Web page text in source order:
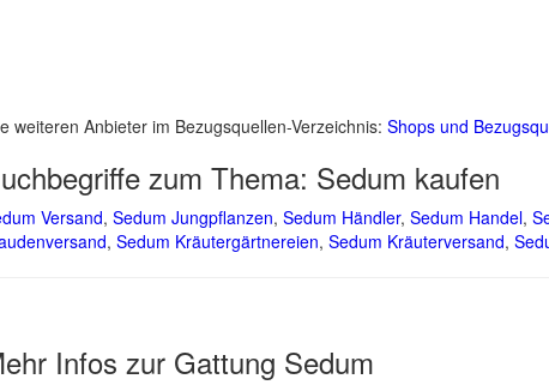
weiteren Anbieter im Bezugsquellen-Verzeichnis: Shops und
zum Thema: Sedum kaufen
Versand, Sedum Jungpflanzen, Sedum Händler, Sedum Handel,
, Sedum Kräutergärtnereien, Sedum Kräuterversand,
Infos zur Gattung Sedum